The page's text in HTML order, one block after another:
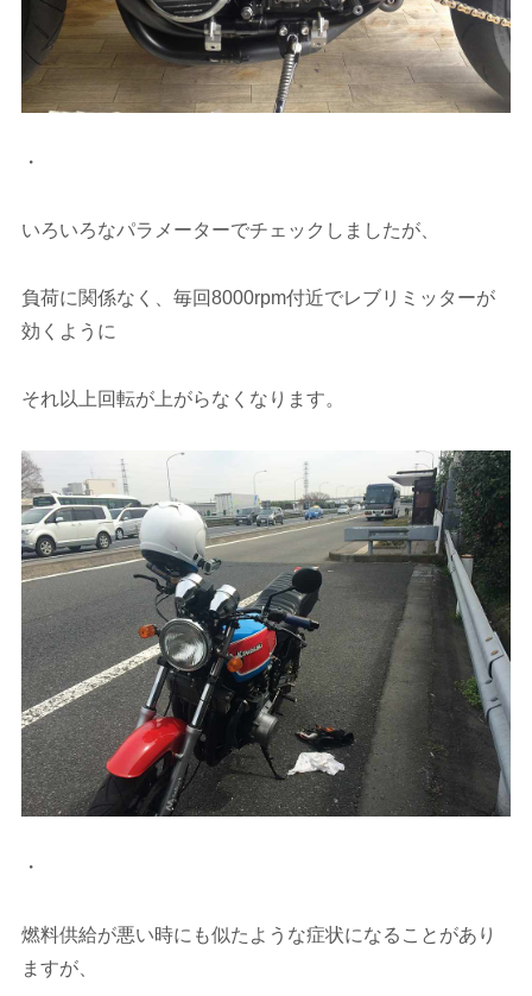
・
いろいろなパラメーターでチェックしましたが、
負荷に関係なく、毎回8000rpm付近でレブリミッターが
効くように
それ以上回転が上がらなくなります。
・
燃料供給が悪い時にも似たような症状になることがあり
ますが、